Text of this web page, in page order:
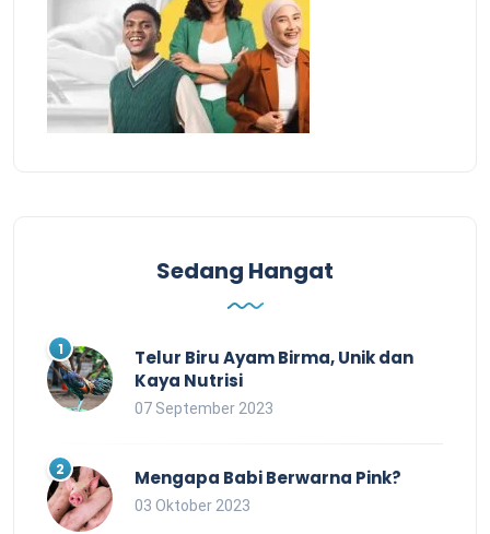
Sedang Hangat
Telur Biru Ayam Birma, Unik dan
Kaya Nutrisi
07 September 2023
Mengapa Babi Berwarna Pink?
03 Oktober 2023